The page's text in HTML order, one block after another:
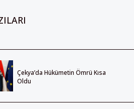
Çekya’da Hükümetin Ömrü Kısa
Oldu